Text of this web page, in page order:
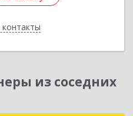
из соседних